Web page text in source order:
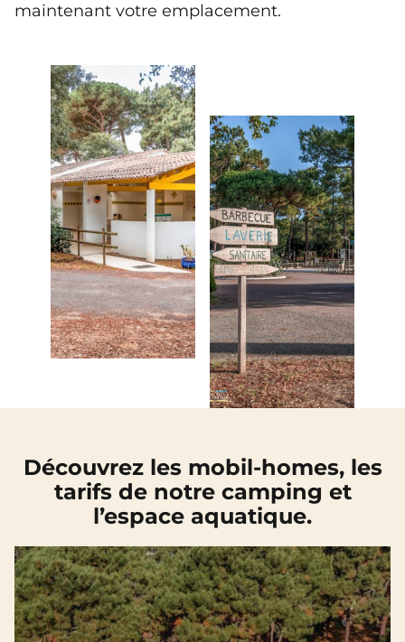
maintenant votre emplacement.
Découvrez les mobil-homes, les
tarifs de notre camping et
l’espace aquatique.